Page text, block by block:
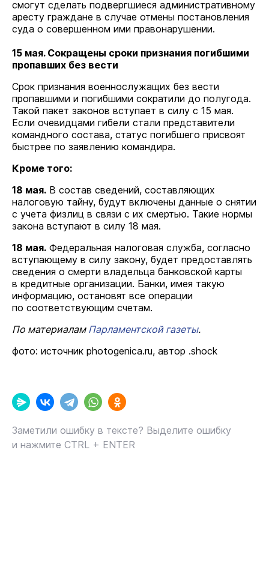
смогут сделать подвергшиеся административному
аресту граждане в случае отмены постановления
суда о совершенном ими правонарушении.
15 мая. Сокращены сроки признания погибшими
пропавших без вести
Срок признания военнослужащих без вести
пропавшими и погибшими сократили до полугода.
Такой пакет законов вступает в силу с 15 мая.
Если очевидцами гибели стали представители
командного состава, статус погибшего присвоят
быстрее по заявлению командира.
Кроме того:
18 мая. В состав сведений, составляющих
налоговую тайну, будут включены данные о снятии
с учета физлиц в связи с их смертью. Такие нормы
закона вступают в силу 18 мая.
18 мая. Федеральная налоговая служба, согласно
вступающему в силу закону, будет предоставлять
сведения о смерти владельца банковской карты
в кредитные организации. Банки, имея такую
информацию, остановят все операции
по соответствующим счетам.
По материалам Парламентской газеты.
фото: источник photogenica.ru, автор .shock
Заметили ошибку в тексте? Выделите ошибку
и нажмите CTRL + ENTER